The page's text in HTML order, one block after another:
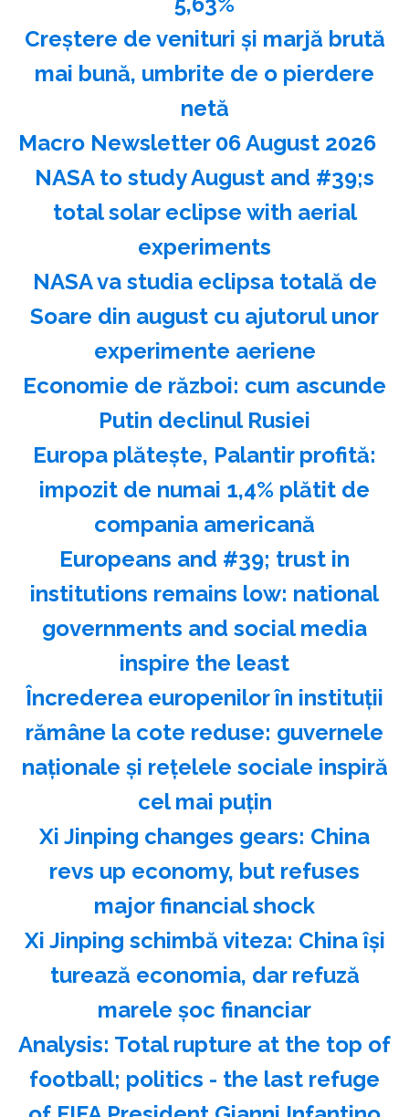
Creştere de venituri şi marjă brută
mai bună, umbrite de o pierdere
netă
Macro Newsletter 06 August 2026
NASA to study August and #39;s
total solar eclipse with aerial
experiments
NASA va studia eclipsa totală de
Soare din august cu ajutorul unor
experimente aeriene
Economie de război: cum ascunde
Putin declinul Rusiei
Europa plăteşte, Palantir profită:
impozit de numai 1,4% plătit de
compania americană
Europeans and #39; trust in
institutions remains low: national
governments and social media
inspire the least
Încrederea europenilor în instituţii
rămâne la cote reduse: guvernele
naţionale şi reţelele sociale inspiră
cel mai puţin
Xi Jinping changes gears: China
revs up economy, but refuses
major financial shock
Xi Jinping schimbă viteza: China îşi
turează economia, dar refuză
marele şoc financiar
Analysis: Total rupture at the top of
football; politics - the last refuge